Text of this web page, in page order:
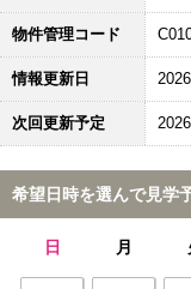
物件管理コード
情報更新日
次回更新予定
希望日時を選んで見学
日 月